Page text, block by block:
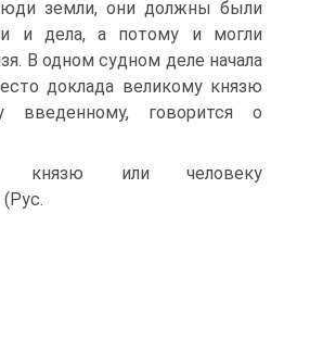
земли, они должны были
и дела, а потому и могли
В одном судном деле начала
доклада великому князю
введенному, говорится о
князю или человеку